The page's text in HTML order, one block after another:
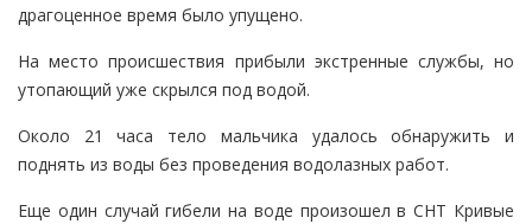
драгоценное время было упущено.
На место происшествия прибыли экстренные службы, но
утопающий уже скрылся под водой.
Около 21 часа тело мальчика удалось обнаружить и
поднять из воды без проведения водолазных работ.
Еще один случай гибели на воде произошел в СНТ Кривые